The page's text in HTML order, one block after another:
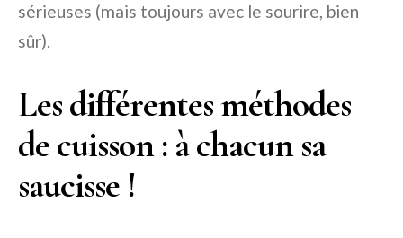
sérieuses (mais toujours avec le sourire, bien
sûr).
Les différentes méthodes
de cuisson : à chacun sa
saucisse !